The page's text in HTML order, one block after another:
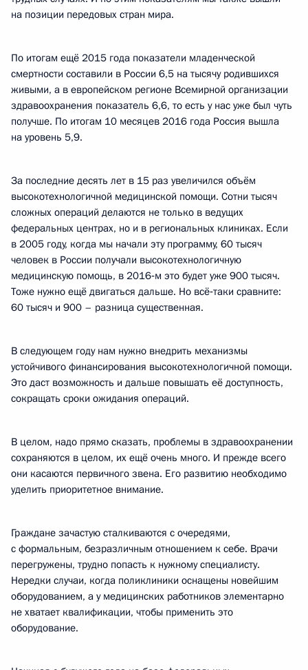
на позиции передовых стран мира.
По итогам ещё 2015 года показатели младенческой
смертности составили в России 6,5 на тысячу родившихся
живыми, а в европейском регионе Всемирной организации
здравоохранения показатель 6,6, то есть у нас уже был чуть
получше. По итогам 10 месяцев 2016 года Россия вышла
на уровень 5,9.
За последние десять лет в 15 раз увеличился объём
высокотехнологичной медицинской помощи. Сотни тысяч
сложных операций делаются не только в ведущих
федеральных центрах, но и в региональных клиниках. Если
в 2005 году, когда мы начали эту программу, 60 тысяч
человек в России получали высокотехнологичную
медицинскую помощь, в 2016‑м это будет уже 900 тысяч.
Тоже нужно ещё двигаться дальше. Но всё‑таки сравните:
60 тысяч и 900 – разница существенная.
В следующем году нам нужно внедрить механизмы
устойчивого финансирования высокотехнологичной помощи.
Это даст возможность и дальше повышать её доступность,
сокращать сроки ожидания операций.
В целом, надо прямо сказать, проблемы в здравоохранении
сохраняются в целом, их ещё очень много. И прежде всего
они касаются первичного звена. Его развитию необходимо
уделить приоритетное внимание.
Граждане зачастую сталкиваются с очередями,
с формальным, безразличным отношением к себе. Врачи
перегружены, трудно попасть к нужному специалисту.
Нередки случаи, когда поликлиники оснащены новейшим
оборудованием, а у медицинских работников элементарно
не хватает квалификации, чтобы применить это
оборудование.